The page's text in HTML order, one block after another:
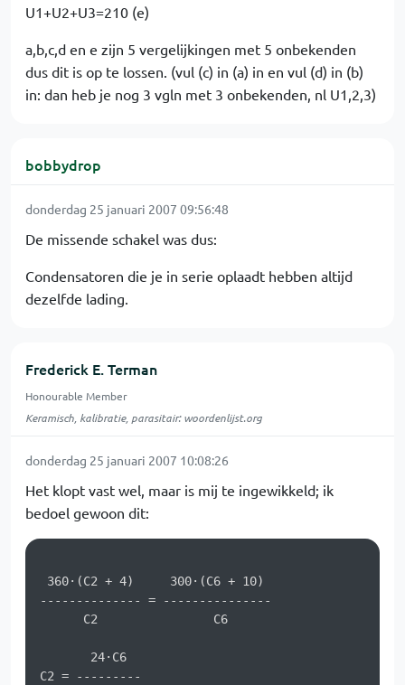
U1+U2+U3=210 (e)
a,b,c,d en e zijn 5 vergelijkingen met 5 onbekenden
dus dit is op te lossen. (vul (c) in (a) in en vul (d) in (b)
in: dan heb je nog 3 vgln met 3 onbekenden, nl U1,2,3)
bobbydrop
donderdag 25 januari 2007 09:56:48
De missende schakel was dus:
Condensatoren die je in serie oplaadt hebben altijd
dezelfde lading.
Frederick E. Terman
Honourable Member
Keramisch, kalibratie, parasitair: woordenlijst.org
donderdag 25 januari 2007 10:08:26
Het klopt vast wel, maar is mij te ingewikkeld; ik
bedoel gewoon dit:
360·(C2 + 4)     300·(C6 + 10)
-------------- = ---------------
      C2                C6
       24·C6
C2 = ---------